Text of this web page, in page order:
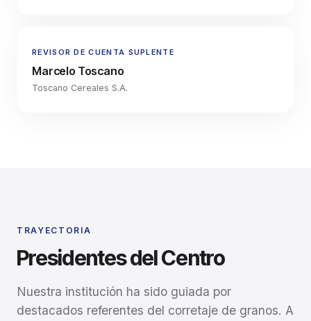
REVISOR DE CUENTA SUPLENTE
Marcelo Toscano
Toscano Cereales S.A.
TRAYECTORIA
Presidentes del Centro
Nuestra institución ha sido guiada por
destacados referentes del corretaje de granos. A